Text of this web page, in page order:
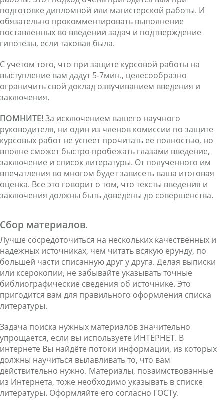
подготовке дипломной или магистерской работы. И
обязательно прокомментировать выполнение
поставленных во введении задач и подтверждение
гипотезы, если таковая была.
С учетом того, что при защите курсовой работы на
выступление вам дадут 5-7мин., целесообразно
ограничить свой доклад озвучиванием введения и
заключения.
ПОМНИТЕ!За исключением вашего научного
руководителя, ни один из членов комиссии по защите
курсовых работ не успеет прочитать ее полностью, но
вполне сможет быстро пробежать глазами введение,
заключение и список литературы. От полученного им
впечатления во многом будет зависеть ваша итоговая
оценка. Все это говорит о том, что тексты введения и
заключения должны быть доведены до совершенства.
Сбор материалов.
Лучше сосредоточиться на нескольких качественных и
надежных источниках, чем читать всякую ерунду, по
большей части списанную друг у друга. Делая выписки
или ксерокопии, не забывайте указывать точные
библиографические сведения об источнике. Это
пригодится вам для правильного оформления списка
литературы.
Задача поиска нужных материалов значительно
упрощается, если вы используете ИНТЕРНЕТ. В
интернете Вы найдёте потоки информации, из которых
должны научиться вылавливать то, что вам
действительно нужно. Материалы, позаимствованные
из Интернета, тоже необходимо указывать в списке
литературы. Оформляйте его согласно ГОСТу.